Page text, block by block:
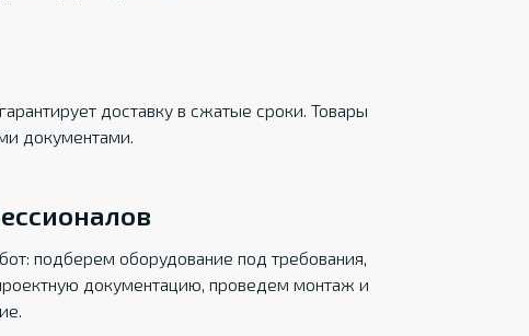
доставку в сжатые сроки. Товары
документами.
подберем оборудование под требования,
документацию, проведем монтаж и